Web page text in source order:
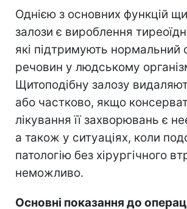
Однією з основних функцій
залози є вироблення
які підтримують нормальний
речовин у людському
Щитоподібну залозу
або частково, якщо
лікування її захворювань є
а також у ситуаціях, коли
патологію без хірургічного
неможливо.
Основні показання до